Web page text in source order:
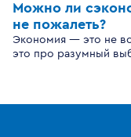
Можно ли
не пожалеть?
Экономия — это не
это про разумный